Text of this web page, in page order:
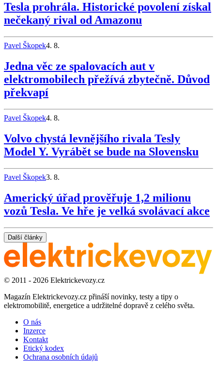
Tesla prohrála. Historické povolení získal
nečekaný rival od Amazonu
Pavel Škopek4. 8.
Jedna věc ze spalovacích aut v
elektromobilech přežívá zbytečně. Důvod
překvapí
Pavel Škopek4. 8.
Volvo chystá levnějšího rivala Tesly
Model Y. Vyrábět se bude na Slovensku
Pavel Škopek3. 8.
Americký úřad prověřuje 1,2 milionu
vozů Tesla. Ve hře je velká svolávací akce
Další články
© 2011 - 2026 Elektrickevozy.cz
Magazín Elektrickevozy.cz přináší novinky, testy a tipy o
elektromobilitě, energetice a udržitelné dopravě z celého světa.
O nás
Inzerce
Kontakt
Etický kodex
Ochrana osobních údajů